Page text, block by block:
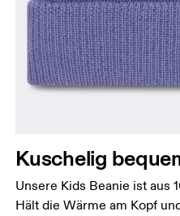
Kuschelig
Unsere Kids Beanie ist aus
Hält die Wärme am Kopf